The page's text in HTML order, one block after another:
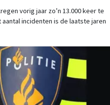
vorig jaar zo’n 13.000 keer te
incidenten is de laatste jaren